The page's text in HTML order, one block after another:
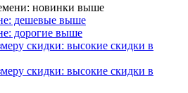
новинки выше
дешевые выше
дорогие выше
скидки: высокие скидки в
скидки: высокие скидки в